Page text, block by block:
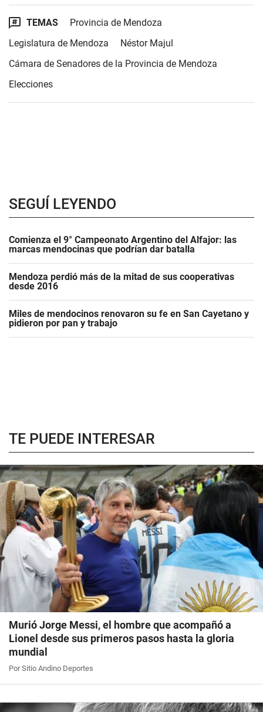
TEMAS
Provincia de Mendoza
Legislatura de Mendoza
Néstor Majul
Cámara de Senadores de la Provincia de Mendoza
Elecciones
SEGUÍ LEYENDO
Comienza el 9° Campeonato Argentino del Alfajor: las
marcas mendocinas que podrían dar batalla
Mendoza perdió más de la mitad de sus cooperativas
desde 2016
Miles de mendocinos renovaron su fe en San Cayetano y
pidieron por pan y trabajo
TE PUEDE INTERESAR
Murió Jorge Messi, el hombre que acompañó a
Lionel desde sus primeros pasos hasta la gloria
mundial
Por Sitio Andino Deportes